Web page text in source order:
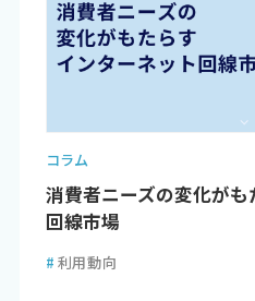
コラム
消費者ニーズの変化が
回線市場
# 利用動向